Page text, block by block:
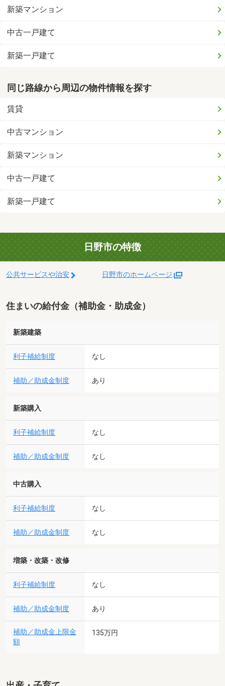
新築マンション
中古一戸建て
新築一戸建て
同じ路線から周辺の物件情報を探す
賃貸
中古マンション
新築マンション
中古一戸建て
新築一戸建て
日野市の特徴
公共サービスや治安 日野市のホームページ
住まいの給付金（補助金・助成金）
新築建築
利子補給制度 なし
補助／助成金制度 あり
新築購入
利子補給制度 なし
補助／助成金制度 なし
中古購入
利子補給制度 なし
補助／助成金制度 なし
増築・改築・改修
利子補給制度 なし
補助／助成金制度 あり
補助／助成金上限金
額
135万円